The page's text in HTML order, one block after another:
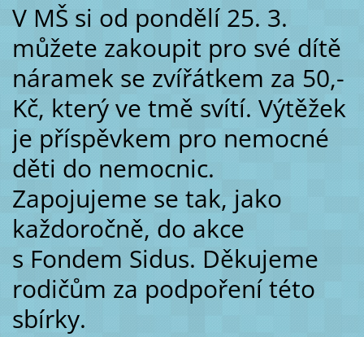
V MŠ si od pondělí 25. 3.
můžete zakoupit pro své dítě
náramek se zvířátkem za 50,-
Kč, který ve tmě svítí. Výtěžek
je příspěvkem pro nemocné
děti do nemocnic.
Zapojujeme se tak, jako
každoročně, do akce
s Fondem Sidus. Děkujeme
rodičům za podpoření této
sbírky.